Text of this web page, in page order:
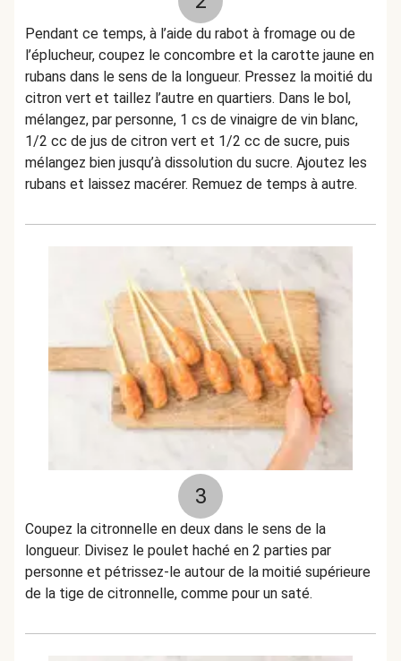
Pendant ce temps, à l’aide du rabot à fromage ou de
l’éplucheur, coupez le concombre et la carotte jaune en
rubans dans le sens de la longueur. Pressez la moitié du
citron vert et taillez l’autre en quartiers. Dans le bol,
mélangez, par personne, 1 cs de vinaigre de vin blanc,
1/2 cc de jus de citron vert et 1/2 cc de sucre, puis
mélangez bien jusqu’à dissolution du sucre. Ajoutez les
rubans et laissez macérer. Remuez de temps à autre.
3
Coupez la citronnelle en deux dans le sens de la
longueur. Divisez le poulet haché en 2 parties par
personne et pétrissez-le autour de la moitié supérieure
de la tige de citronnelle, comme pour un saté.